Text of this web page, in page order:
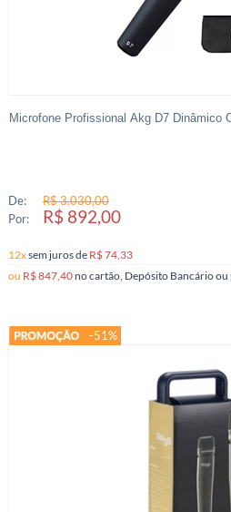
Microfone Profissional Akg D7 Dinâmico
De:
R$ 3.030,00
Por:
R$ 892,00
12xsem jurosde R$ 74,33
ou R$ 847,40
-51%